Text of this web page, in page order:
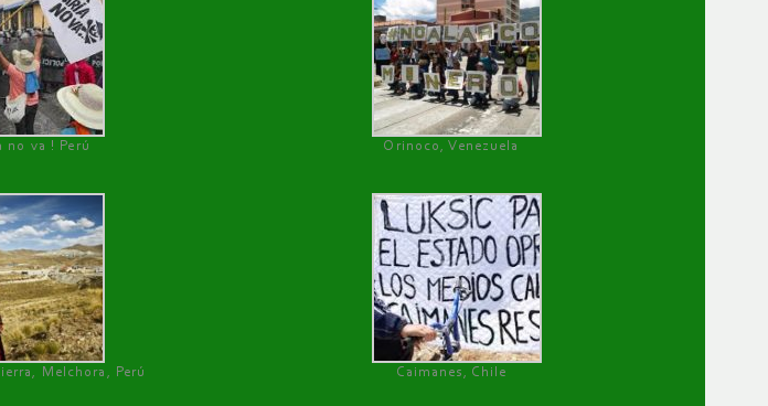
no va ! Perú Orinoco, Venezuela
Melchora, Perú Caimanes, Chile